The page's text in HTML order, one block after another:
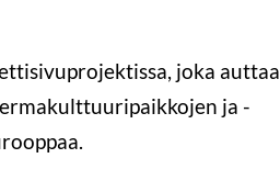
joka auttaa
ja -